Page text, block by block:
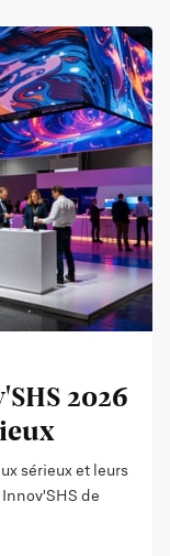
2026
sérieux et leurs
Innov'SHS de